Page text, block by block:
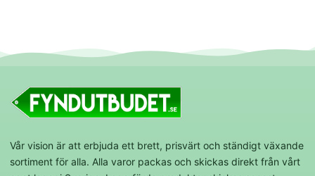
Vår vision är att erbjuda ett brett, prisvärt och ständigt växande
sortiment för alla. Alla varor packas och skickas direkt från vårt